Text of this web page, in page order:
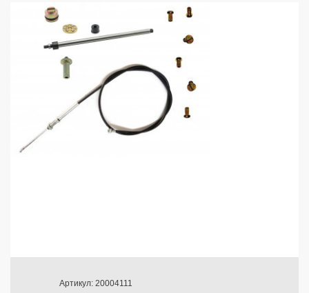
Артикул: 20004111